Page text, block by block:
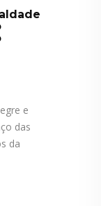
e
das
da